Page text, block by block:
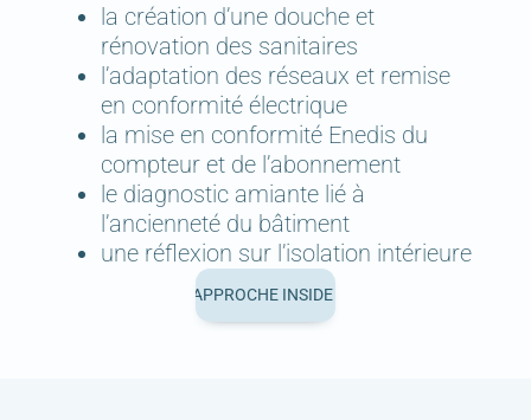
la création d’une douche et
rénovation des sanitaires
l’adaptation des réseaux et remise
en conformité électrique
la mise en conformité Enedis du
compteur et de l’abonnement
le diagnostic amiante lié à
l’ancienneté du bâtiment
une réflexion sur l’isolation intérieure
L'APPROCHE INSIDE